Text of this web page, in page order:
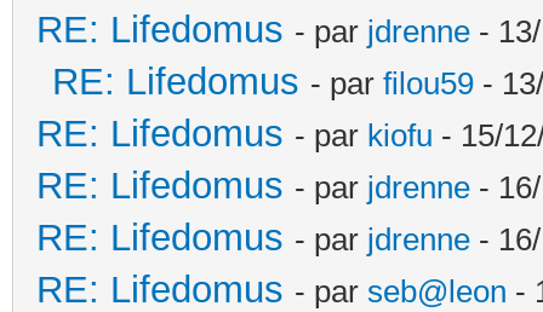
RE: Lifedomus - par jdrenne -
RE: Lifedomus - par filou59 -
RE: Lifedomus - par kiofu - 15/
RE: Lifedomus - par jdrenne -
RE: Lifedomus - par jdrenne -
RE: Lifedomus - par seb@leon -